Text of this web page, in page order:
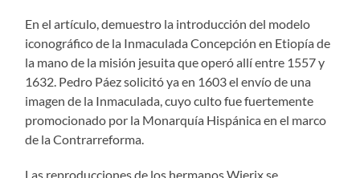
En el artículo, demuestro la introducción del modelo
iconográfico de la Inmaculada Concepción en Etiopía de
la mano de la misión jesuita que operó allí entre 1557 y
1632. Pedro Páez solicitó ya en 1603 el envío de una
imagen de la Inmaculada, cuyo culto fue fuertemente
promocionado por la Monarquía Hispánica en el marco
de la Contrarreforma.
Las reproducciones de los hermanos Wierix se